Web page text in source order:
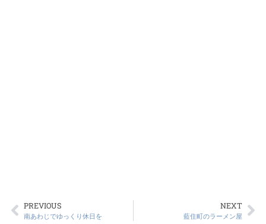
PREVIOUS
南あわじでゆっくり休日を
NEXT
藍住町のラーメン屋